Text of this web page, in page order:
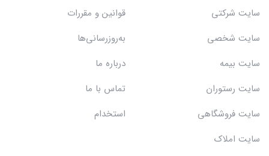
سایت شرکتی
سایت شخصی
سایت بیمه
سایت رستوران
سایت فروشگاهی
سایت املاک
قوانین و مقررات
به‌روزرسانی‌ها
درباره ما
تماس با ما
استخدام